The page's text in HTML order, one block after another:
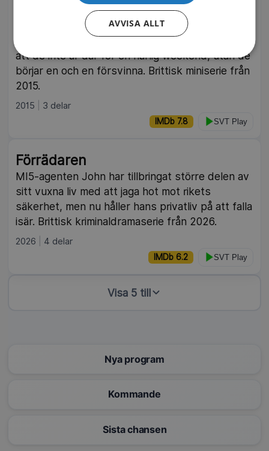
Året är 1939 och tio främlingar lockas till den
isolerade Soldier Island. Plötsligt står det klart
att de inte är där för en härlig weekend, utan de
börjar en och en försvinna. Brittisk miniserie från
2015.
2015 3 delar
IMDb 7.8 SVT Play
Förrädaren
MI5-agenten John har tillbringat större delen av
sitt vuxna liv med att jaga hot mot rikets
säkerhet, men nu håller hans privatliv på att falla
isär. Brittisk kriminaldramaserie från 2026.
2026 4 delar
IMDb 6.2 SVT Play
Visa 5 till
Nya program
Kommande
Sista chansen
AVVISA ALLT